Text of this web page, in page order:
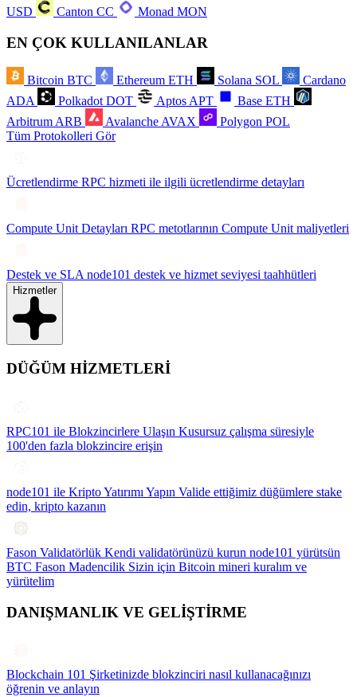
USD
Canton CC Monad MON
EN ÇOK KULLANILANLAR
Bitcoin BTC Ethereum ETH Solana SOL
Cardano
ADA
Polkadot DOT Aptos APT Base ETH
Arbitrum ARB Avalanche AVAX Polygon POL
Tüm Protokolleri Gör
Ücretlendirme RPC hizmeti ile ilgili ücretlendirme detayları
Compute Unit Detayları RPC metotlarının Compute Unit maliyetleri
Destek ve SLA node101 destek ve hizmet seviyesi taahhütleri
Hizmetler
DÜĞÜM HİZMETLERİ
RPC101 ile Blokzincirlere Ulaşın Kusursuz çalışma süresiyle
100'den fazla blokzincire erişin
node101 ile Kripto Yatırımı Yapın Valide ettiğimiz düğümlere stake
edin, kripto kazanın
Fason Validatörlük Kendi validatörünüzü kurun node101 yürütsün
BTC Fason Madencilik Sizin için Bitcoin mineri kuralım ve
yürütelim
DANIŞMANLIK VE GELİŞTİRME
Blockchain 101 Şirketinizde blokzinciri nasıl kullanacağınızı
öğrenin ve anlayın